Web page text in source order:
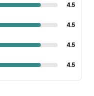
4.5
4.5
4.5
4.5